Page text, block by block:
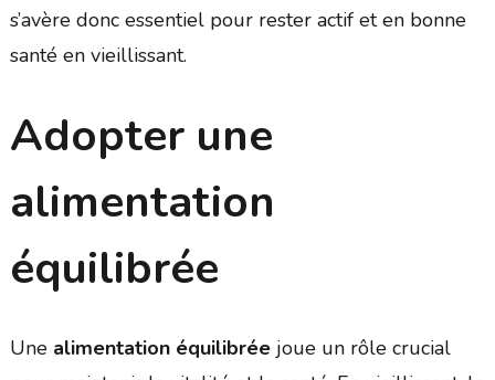
s’avère donc essentiel pour rester actif et en bonne
santé en vieillissant.
Adopter une
alimentation
équilibrée
Une alimentation équilibréejoue un rôle crucial